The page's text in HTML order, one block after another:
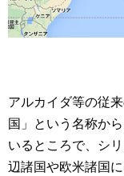
アルカイダ等の従
国」という名称か
いるところで、シ
辺諸国や欧米諸国